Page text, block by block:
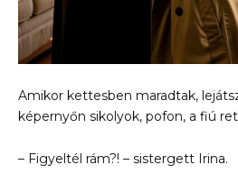
Amikor kettesben maradtak,
képernyőn sikolyok, pofon, a fiú
– Figyeltél rám?! – sistergett Irina.